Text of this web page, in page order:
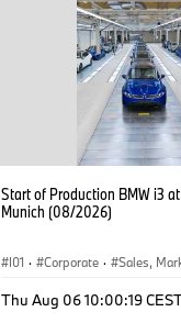
Start of Production BMW i3
Munich (08/2026)
I01 · Corporate · Sales,
Thu Aug 06 10:00:19